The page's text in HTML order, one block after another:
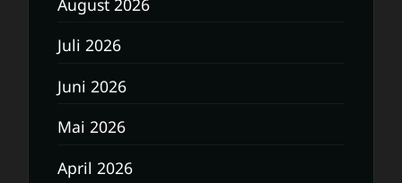
Juli 2026
Juni 2026
Mai 2026
April 2026